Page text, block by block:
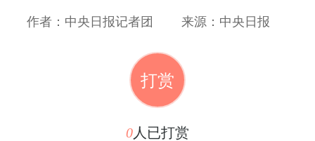
作者：中央日报记者团 来源：中央日报
打赏
0人已打赏